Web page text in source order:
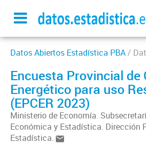
Datos Abiertos Estadística PBA/
Encuesta Provincial de
Energético para uso
(EPCER 2023)
Ministerio de Economía.
Económica y Estadística. Dirección
Estadística.